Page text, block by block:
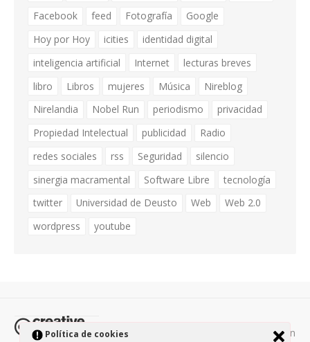
Política de cookies
Facebook
feed Fotografía
Google
Hoy por Hoy
icities
identidad digital
inteligencia artificial
Internet
lecturas breves
libro
Libros mujeres Música
Nireblog
Nirelandia
Nobel Run periodismo
privacidad
Propiedad Intelectual
publicidad
Radio
redes sociales
rss Seguridad
silencio
sinergia macramental
Software Libre
tecnología
twitter
Universidad de Deusto Web
Web 2.0
wordpress
youtube
Todos los contenidos de esta página están